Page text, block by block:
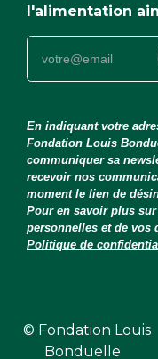
l'alimentation
En indiquant votre
Fondation Louis
communiquer sa
recevoir nos
moment le lien de
Pour en savoir plus
personnelles et de vos
Politique de
© Fondation Louis
Bonduelle